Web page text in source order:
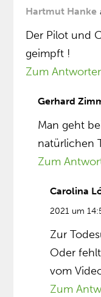
Hartmut Hanke
Der Pilot und
geimpft !
Zum
Gerhard
Man geht
natürlichen
Zum
Carolina
2021 um
Zur
Oder
vom
Zum